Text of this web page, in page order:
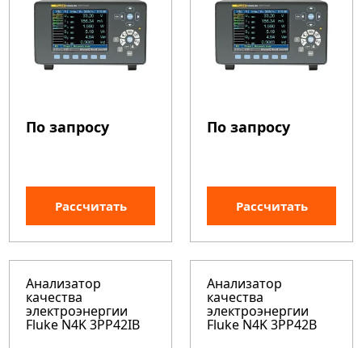
По запросу
Рассчитать
По запросу
Рассчитать
Анализатор
качества
электроэнергии
Fluke N4K 3PP42IB
Анализатор
качества
электроэнергии
Fluke N4K 3PP42B